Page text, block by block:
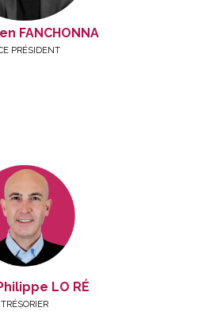
FANCHONNA
PRÉSIDENT
LO RÉ
TRÉSORIER